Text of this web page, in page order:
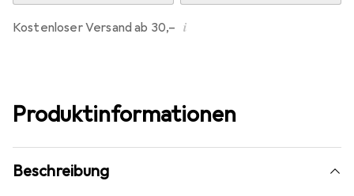
Kostenloser Versand ab 30,– i
Produktinformationen
Beschreibung